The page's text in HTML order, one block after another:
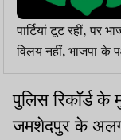
पार्टियां टूट रहीं, पर
विलय नहीं, भाजपा के
रहा थर्ड फ्रंट
पुलिस रिकॉर्ड
जमशेदपुर के